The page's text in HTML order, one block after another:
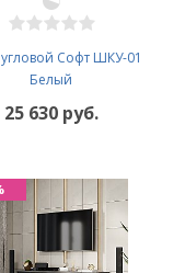
Софт ШКУ-01
Белый
25 630 руб.